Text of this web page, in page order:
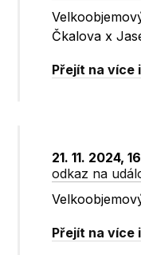
Čkalova x
Přejít na více
21. 11. 2024,
odkaz na
Přejít na více